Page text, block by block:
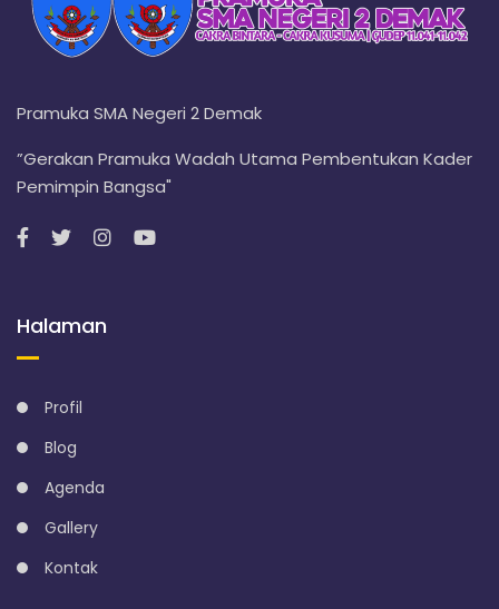
Pramuka SMA Negeri 2 Demak
”Gerakan Pramuka Wadah Utama Pembentukan Kader
Pemimpin Bangsa"
Halaman
Profil
Blog
Agenda
Gallery
Kontak